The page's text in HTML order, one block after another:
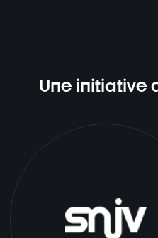
Une initiative